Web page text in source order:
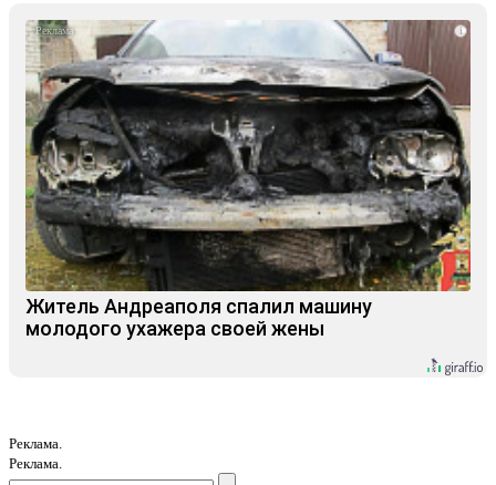
i
Житель Андреаполя спалил машину
молодого ухажера своей жены
Реклама.
Реклама.